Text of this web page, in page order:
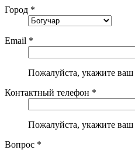
Город *
Email *
Пожалуйста, укажите ваш
Контактный телефон *
Пожалуйста, укажите ваш
Вопрос *